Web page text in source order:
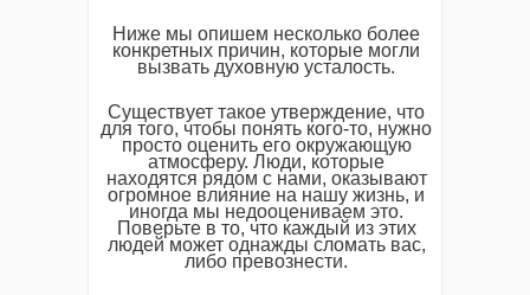
Ниже мы опишем несколько более
конкретных причин, которые могли
вызвать духовную усталость.
Существует такое утверждение, что
для того, чтобы понять кого-то, нужно
просто оценить его окружающую
атмосферу. Люди, которые
находятся рядом с нами, оказывают
огромное влияние на нашу жизнь, и
иногда мы недооцениваем это.
Поверьте в то, что каждый из этих
людей может однажды сломать вас,
либо превознести.